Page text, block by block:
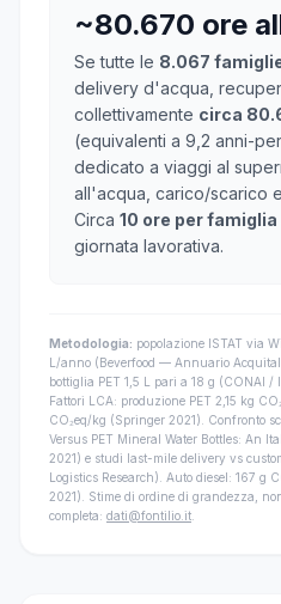
~80.670 ore
Se tutte le 8.067
delivery d'acqua,
collettivamente circa
(equivalenti a 9,2 anni-
dedicato a viaggi al
all'acqua, carico/scarico
Circa 10 ore per
giornata lavorativa.
Metodologia: popolazione ISTAT via
L/anno (Beverfood — Annuario
bottiglia PET 1,5 L pari a 18 g (CONAI
Fattori LCA: produzione PET 2,15 kg
CO₂eq/kg (Springer 2021). Confronto
Versus PET Mineral Water Bottles: An
2021) e studi last-mile delivery vs
Logistics Research). Auto diesel: 167 g
2021). Stime di ordine di grandezza,
completa: dati@fontilio.it